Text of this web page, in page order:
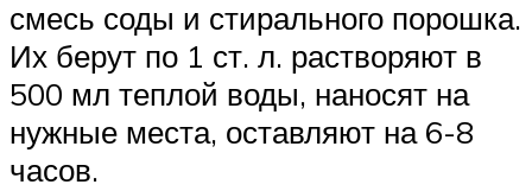
смесь соды и стирального порошка.
Их берут по 1 ст. л. растворяют в
500 мл теплой воды, наносят на
нужные места, оставляют на 6-8
часов.